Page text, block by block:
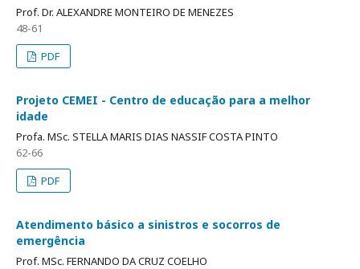
Prof. Dr. ALEXANDRE MONTEIRO DE MENEZES
48-61
PDF
Projeto CEMEI - Centro de educação para a melhor
idade
Profa. MSc. STELLA MARIS DIAS NASSIF COSTA PINTO
62-66
PDF
Atendimento básico a sinistros e socorros de
emergência
Prof. MSc. FERNANDO DA CRUZ COELHO